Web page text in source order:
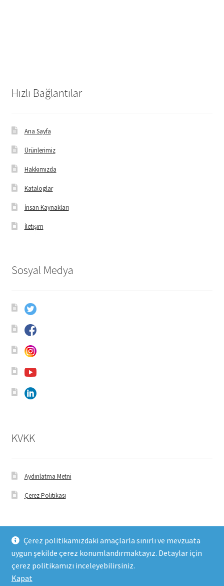
Çerez politikamızdaki amaçlarla sınırlı ve mevzuata
uygun şekilde çerez konumlandırmaktayız. Detaylar için
çerez politikamızı inceleyebilirsiniz.
Kapat
Hızlı Bağlantılar
Ana Sayfa
Ürünlerimiz
Hakkımızda
Kataloglar
İnsan Kaynakları
İletişim
Sosyal Medya
KVKK
Aydınlatma Metni
Çerez Politikası
© FHM Gıda 2026
Built with WooCommerce.